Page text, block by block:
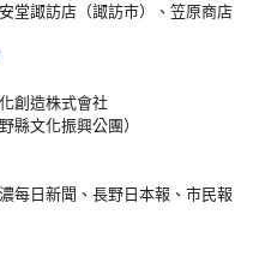
堂諏訪店（諏訪市）、笠原商店
創造株式會社
縣文化振興公團）
每日新聞、長野日本報、市民報